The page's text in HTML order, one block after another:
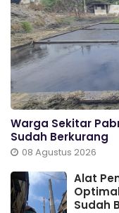
Warga Sekitar
Sudah Berkurang
08 Agustus 2026
Alat
Sudah